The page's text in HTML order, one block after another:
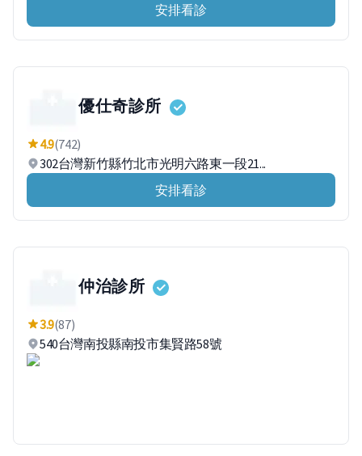
安排看診
優仕奇診所
4.9(742)
302台灣新竹縣竹北市光明六路東一段21...
安排看診
仲治診所
3.9(87)
540台灣南投縣南投市集賢路58號